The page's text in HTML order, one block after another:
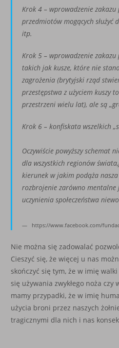
Krok 4 – wprowadzenie
przedmiotów mogących służyć
itp.
Krok 5 – wprowadzenie
takich jak kusze, które nie
zagrożenia (brytyjski rząd
przestępstwa z użyciem kuszy
przestrzeni wielu lat), ale są
Krok 6 – konﬁskata wszelkich
Oczywiście powyższy schemat
dla wszystkich regionów
kierunek w jakim podąża
rozbrojenie zarówno mentalne
uczynienia społeczeństwa
https://www.facebook.com/
Nie można się zadowalać
Cieszyć się, że więcej u nas
skończyć się tym, że w imię
się używania zwykłego noża czy
mamy przypadki, że w imię
użycia broni przez naszych
tragicznymi dla nich i nas